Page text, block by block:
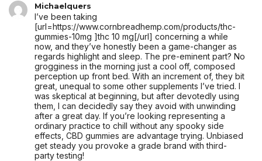
Michaelquers
I’ve been taking
[url=https://www.cornbreadhemp.com/products/thc-
gummies-10mg ]thc 10 mg[/url] concerning a while
now, and they’ve honestly been a game-changer as
regards highlight and sleep. The pre-eminent part? No
grogginess in the morning just a cool off, composed
perception up front bed. With an increment of, they bit
great, unequal to some other supplements I’ve tried. I
was skeptical at beginning, but after devotedly using
them, I can decidedly say they avoid with unwinding
after a great day. If you’re looking representing a
ordinary practice to chill without any spooky side
effects, CBD gummies are advantage trying. Unbiased
get steady you provoke a grade brand with third-
party testing!